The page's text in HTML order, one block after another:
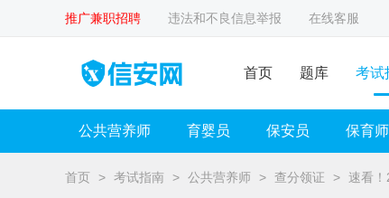
推广兼职招聘 违法和不良信息举报 在线客服
首页 题库 考试
公共营养师 育婴员 保安员 保育师
首页 > 考试指南 > 公共营养师 > 查分领证 > 速看